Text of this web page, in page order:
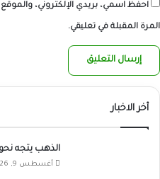
احفظ اسمي، بريدي الإلكتروني،
المرة المقبلة في تعليقي.
أخر الاخبار
الذهب يتجه
أغسطس 9, 2026